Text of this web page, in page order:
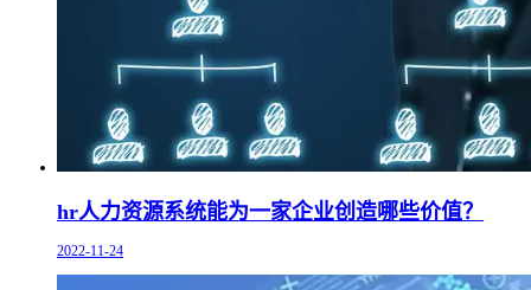
hr人力资源系统能为一家企业创造哪些价值？
2022-11-24